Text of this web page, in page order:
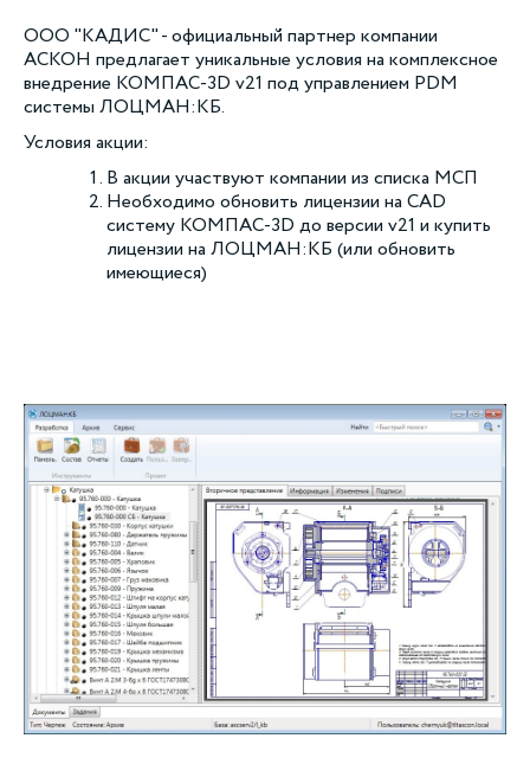
ООО "КАДИС" - официальный партнер компании
АСКОН предлагает уникальные условия на комплексное
внедрение КОМПАС-3D v21 под управлением PDM
системы ЛОЦМАН:КБ.
Условия акции:
В акции участвуют компании из списка МСП
Необходимо обновить лицензии на CAD
систему КОМПАС-3D до версии v21 и купить
лицензии на ЛОЦМАН:КБ (или обновить
имеющиеся)